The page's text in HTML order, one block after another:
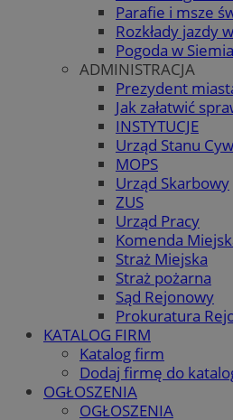
Parafie i msze
Rozkłady jazdy
Pogoda w
ADMINISTRACJA
Prezydent
Jak załatwić
INSTYTUCJE
Urząd Stanu
MOPS
Urząd Skarbowy
ZUS
Urząd Pracy
Komenda
Straż Miejska
Straż pożarna
Sąd Rejonowy
Prokuratura
KATALOG FIRM
Katalog firm
Dodaj firmę do
OGŁOSZENIA
OGŁOSZENIA